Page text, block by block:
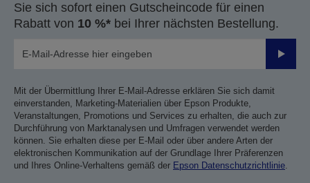
Sie sich sofort einen Gutscheincode für einen
Rabatt von 10 %* bei Ihrer nächsten Bestellung.
Mit der Übermittlung Ihrer E-Mail-Adresse erklären Sie sich damit
einverstanden, Marketing-Materialien über Epson Produkte,
Veranstaltungen, Promotions und Services zu erhalten, die auch zur
Durchführung von Marktanalysen und Umfragen verwendet werden
können. Sie erhalten diese per E-Mail oder über andere Arten der
elektronischen Kommunikation auf der Grundlage Ihrer Präferenzen
und Ihres Online-Verhaltens gemäß der Epson Datenschutzrichtlinie.